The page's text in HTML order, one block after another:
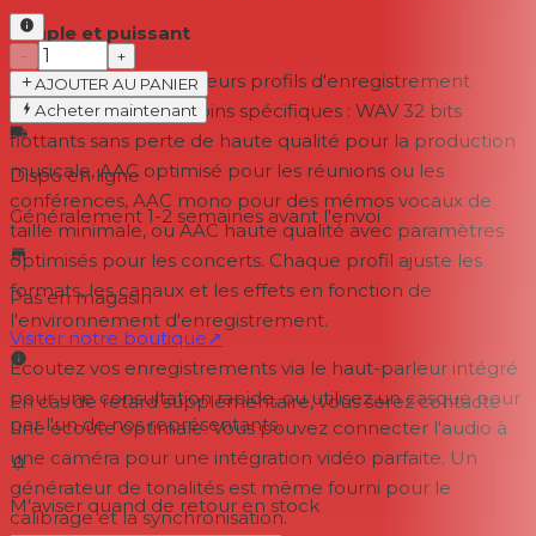
Souple et puissant
Choisissez parmi plusieurs profils d'enregistrement
conçus pour des besoins spécifiques : WAV 32 bits
flottants sans perte de haute qualité pour la production
musicale, AAC optimisé pour les réunions ou les
conférences, AAC mono pour des mémos vocaux de
taille minimale, ou AAC haute qualité avec paramètres
optimisés pour les concerts. Chaque profil ajuste les
formats, les canaux et les effets en fonction de
l'environnement d'enregistrement.
Écoutez vos enregistrements via le haut-parleur intégré
pour une consultation rapide, ou utilisez un casque pour
une écoute optimale. Vous pouvez connecter l'audio à
une caméra pour une intégration vidéo parfaite. Un
générateur de tonalités est même fourni pour le
calibrage et la synchronisation.
−
+
AJOUTER AU PANIER
Acheter maintenant
Dispo en ligne
Généralement 1-2 semaines avant l'envoi
Pas en magasin
Visiter notre boutique↗
En cas de retard supplémentaire, vous serez contacté
par l'un de nos représentants.
M'aviser quand de retour en stock